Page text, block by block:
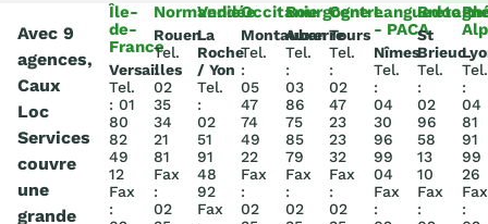
Avec 9
agences,
Caux
Loc
Services
couvre
une
grande
Île-
de-
France
Versailles
Tel.
: 01
80
82
49
12
Fax
:
Normandie
Rouen
Tel.
:
02
35
34
21
81
Fax
:
02
Vendée
La
Roche
/ Yon
Tel.
:
02
51
91
48
92
Fax
Occitanie
Montauban
Tel.
:
05
47
74
49
22
Fax
:
02
Bourgogne
Auxerre
Tel.
:
03
86
75
85
79
Fax
:
02
Centre
Tours
Tel.
:
02
47
23
23
32
Fax
:
02
Languedoc
- PACA
Nîmes
Tel.
:
04
30
96
99
04
Fax
:
St
Brieuc
Tel.
:
02
96
58
13
10
Fax
:
Tel.
:
04
81
91
99
26
Fax
: